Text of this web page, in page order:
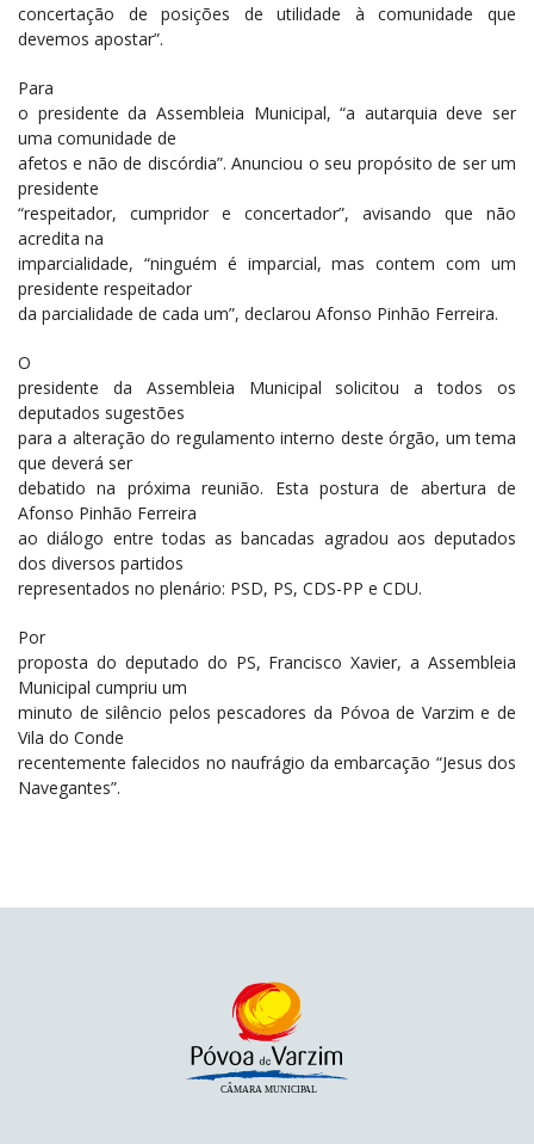
concertação de posições de utilidade à comunidade que
devemos apostar”.
Para
o presidente da Assembleia Municipal, “a autarquia deve ser
uma comunidade de
afetos e não de discórdia”. Anunciou o seu propósito de ser um
presidente
“respeitador, cumpridor e concertador”, avisando que não
acredita na
imparcialidade, “ninguém é imparcial, mas contem com um
presidente respeitador
da parcialidade de cada um”, declarou Afonso Pinhão Ferreira.
O
presidente da Assembleia Municipal solicitou a todos os
deputados sugestões
para a alteração do regulamento interno deste órgão, um tema
que deverá ser
debatido na próxima reunião. Esta postura de abertura de
Afonso Pinhão Ferreira
ao diálogo entre todas as bancadas agradou aos deputados
dos diversos partidos
representados no plenário: PSD, PS, CDS-PP e CDU.
Por
proposta do deputado do PS, Francisco Xavier, a Assembleia
Municipal cumpriu um
minuto de silêncio pelos pescadores da Póvoa de Varzim e de
Vila do Conde
recentemente falecidos no naufrágio da embarcação “Jesus dos
Navegantes”.